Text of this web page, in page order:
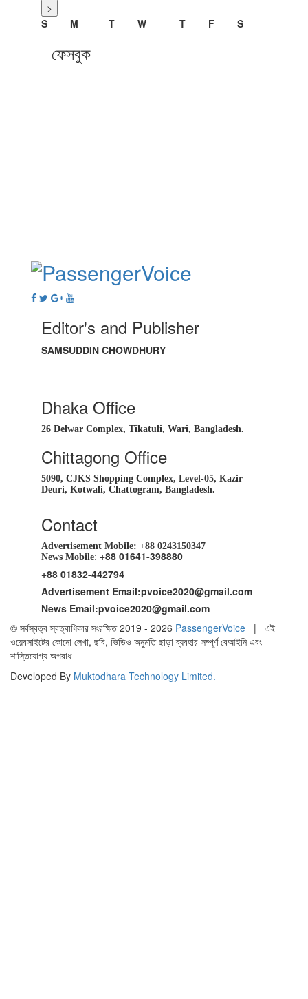
>
S
M T W T F S
ফেসবুক
Editor's and Publisher
SAMSUDDIN CHOWDHURY
Dhaka Office
26 Delwar Complex, Tikatuli, Wari, Bangladesh.
Chittagong Office
5090, CJKS Shopping Complex, Level-05, Kazir
Deuri, Kotwali, Chattogram, Bangladesh.
Contact
Advertisement Mobile: +88 0243150347
News Mobile: +88 01641-398880
+88 01832-442794
Advertisement Email:pvoice2020@gmail.com
News Email:pvoice2020@gmail.com
© সর্বস্বত্ব স্বত্বাধিকার সংরক্ষিত 2019 - 2026 PassengerVoice | এই
ওয়েবসাইটের কোনো লেখা, ছবি, ভিডিও অনুমতি ছাড়া ব্যবহার সম্পূর্ণ বেআইনি এবং
শাস্তিযোগ্য অপরাধ
Developed By Muktodhara Technology Limited.